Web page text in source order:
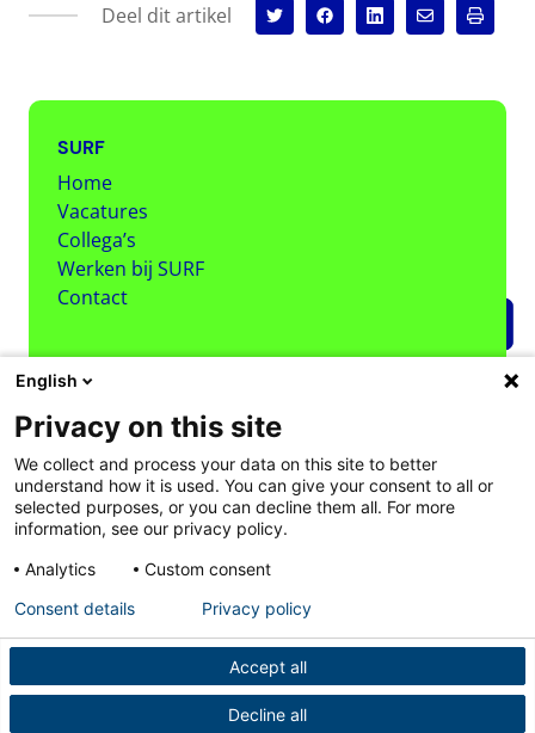
Deel dit artikel
SURF
Home
Vacatures
Collega’s
Werken bij SURF
Contact
Volg ons
Disclaimer Copyright
Cookies
NVP sollicitatiecode
English
Privacy on this site
We collect and process your data on this site to better
understand how it is used. You can give your consent to all or
selected purposes, or you can decline them all. For more
information, see our privacy policy.
Analytics
Custom consent
Accept all
Decline all
Consent details Privacy policy